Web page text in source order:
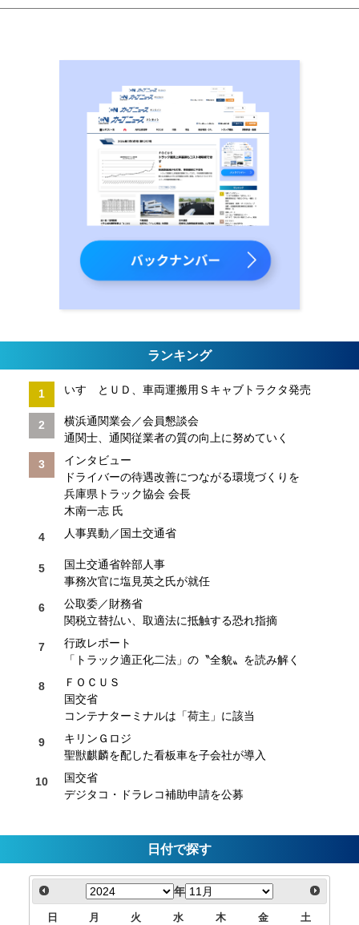
ランキング
いすゞとＵＤ、車両運搬用Ｓキャブトラクタ発売
横浜通関業会／会員懇談会
通関士、通関従業者の質の向上に努めていく
インタビュー
ドライバーの待遇改善につながる環境づくりを
兵庫県トラック協会 会長
木南一志 氏
人事異動／国土交通省
国土交通省幹部人事
事務次官に塩見英之氏が就任
公取委／財務省
関税立替払い、取適法に抵触する恐れ指摘
行政レポート
「トラック適正化二法」の〝全貌〟を読み解く
ＦＯＣＵＳ
国交省
コンテナターミナルは「荷主」に該当
キリンＧロジ
聖獣麒麟を配した看板車を子会社が導入
国交省
デジタコ・ドラレコ補助申請を公募
日付で探す
年
日 月 火 水 木 金 土